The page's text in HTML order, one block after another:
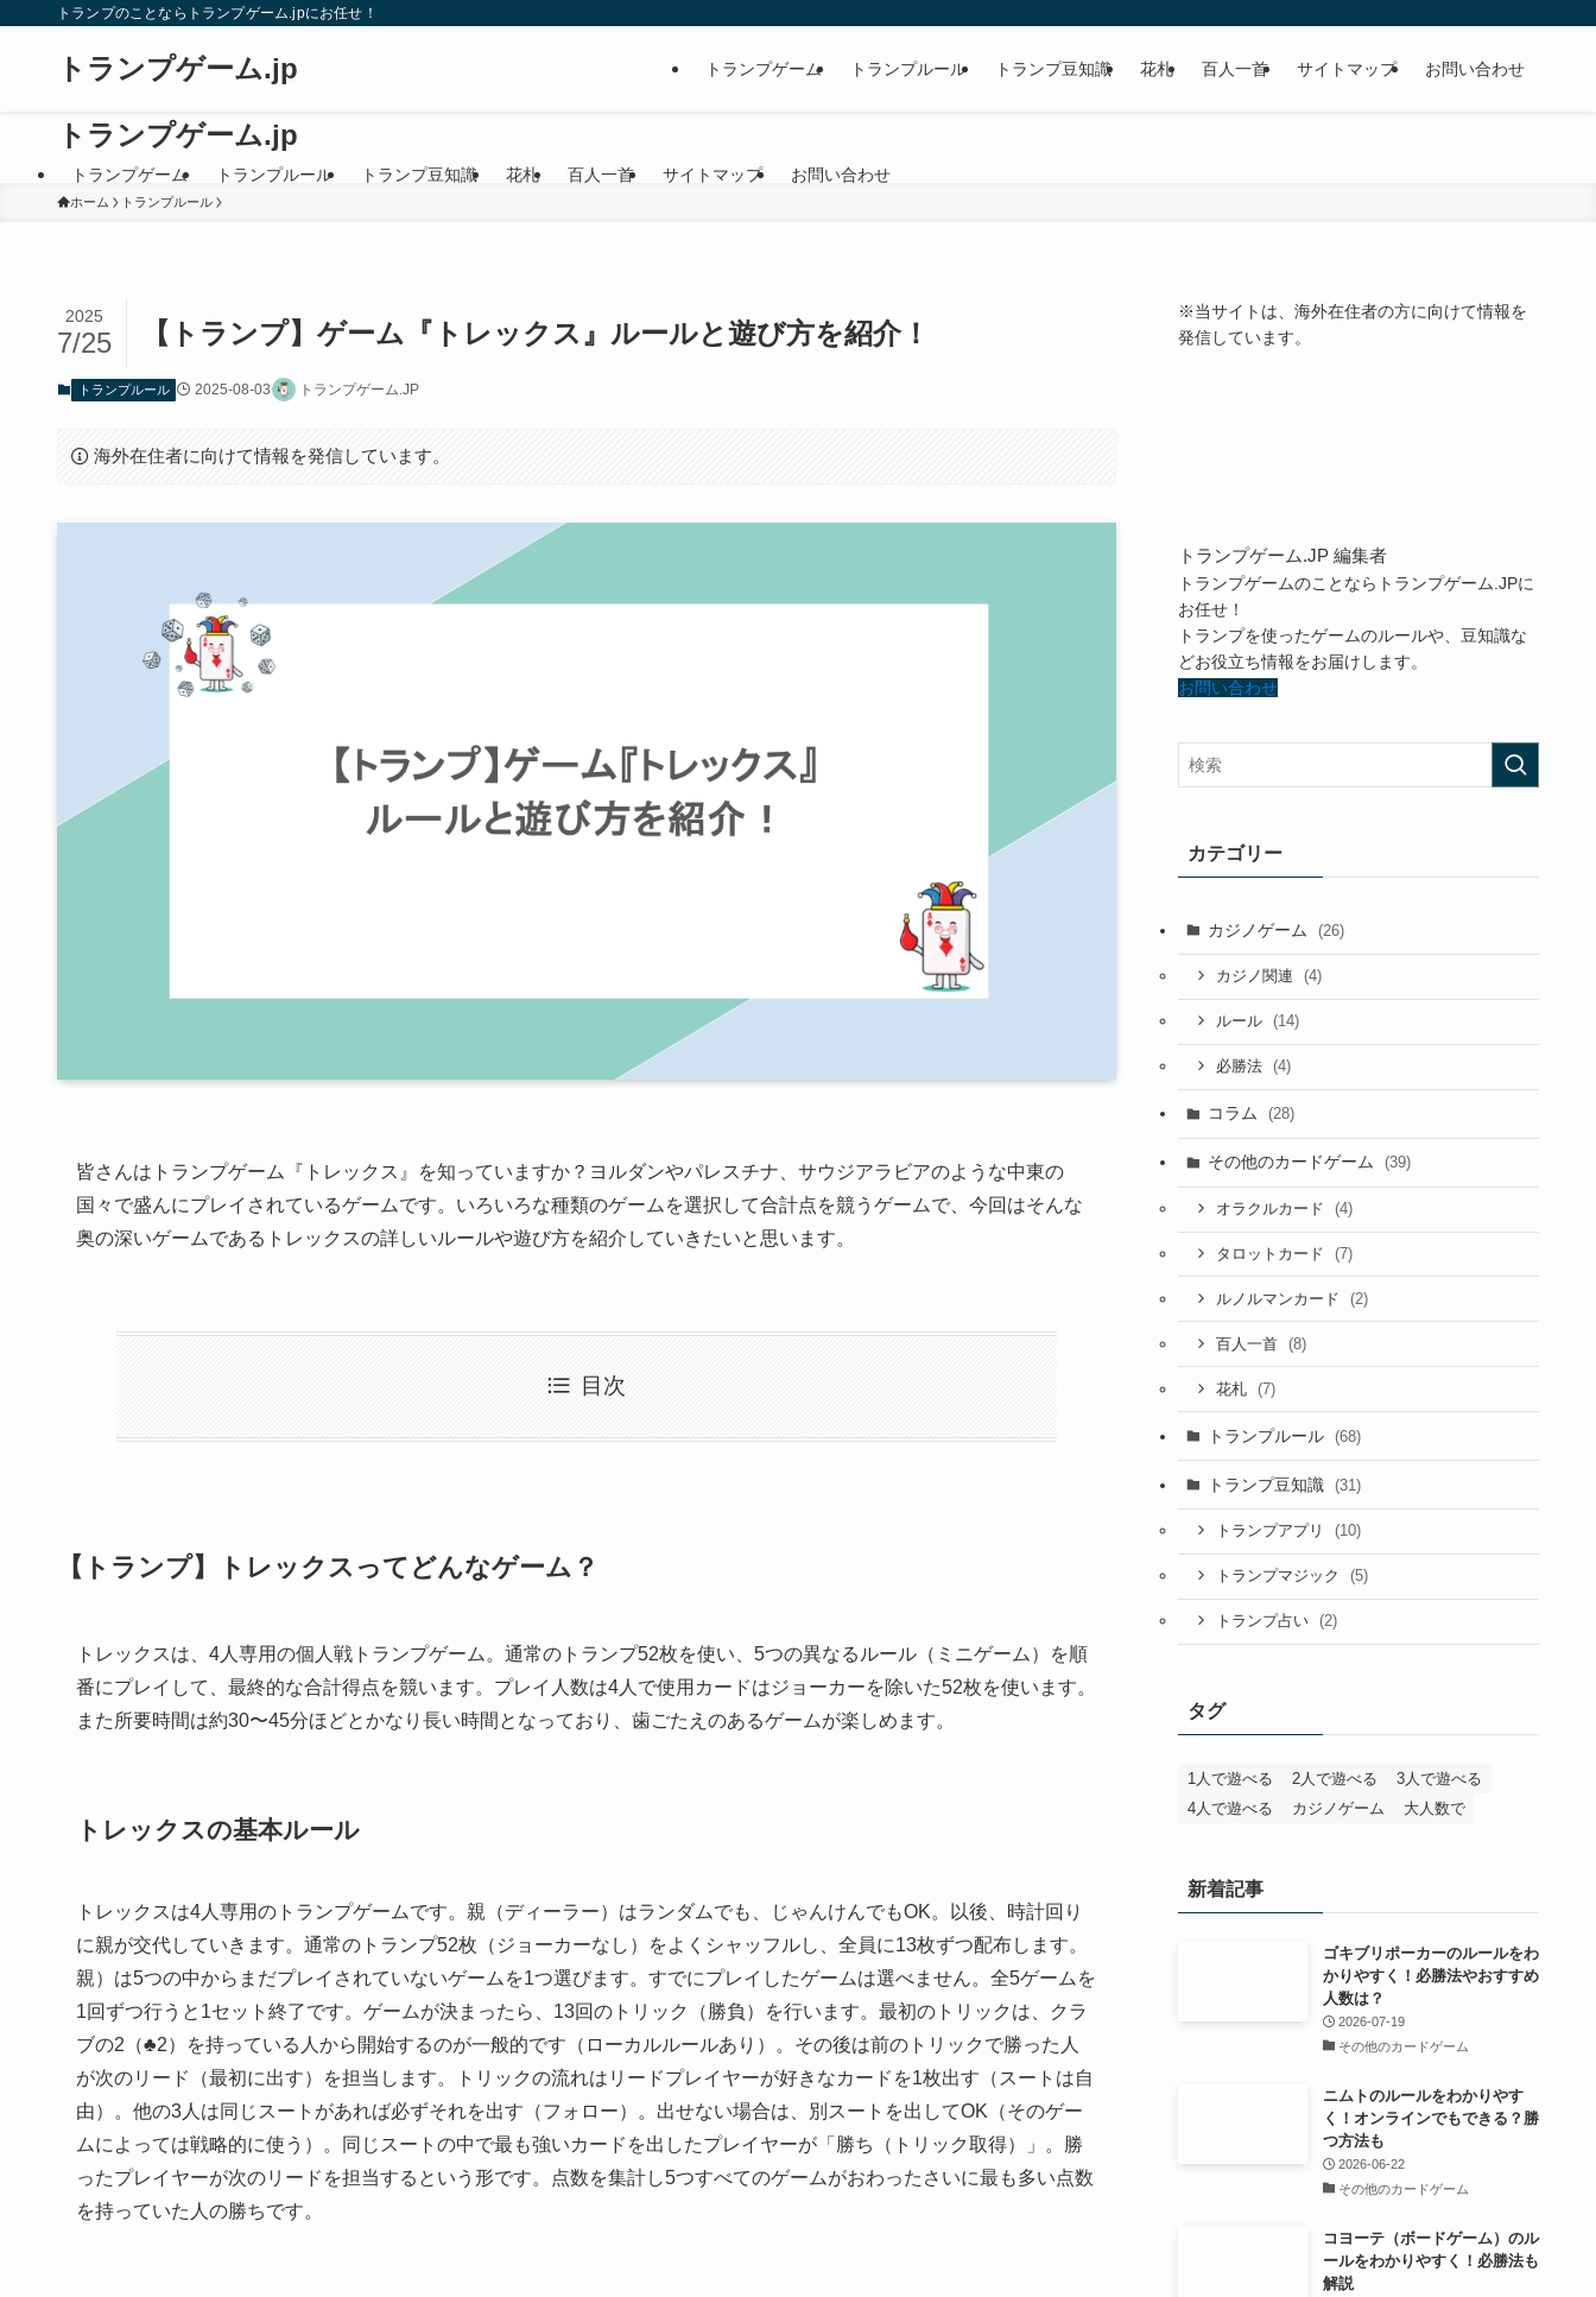
トランプのことならトランプゲーム.jpにお任せ！
トランプゲーム.jp トランプゲーム トランプルール トランプ豆知識 花札 百人一首 サイトマップ お問い合わせ
トランプゲーム.jp
トランプゲーム トランプルール トランプ豆知識 花札 百人一首 サイトマップ お問い合わせ
ホーム トランプルール
【トランプ】ゲーム『トレックス』ルールと遊び方を紹介！
2025
7/25
トランプルール 2025-08-03 トランプゲーム.JP
海外在住者に向けて情報を発信しています。
皆さんはトランプゲーム『トレックス』を知っていますか？ヨルダンやパレスチナ、サウジアラビアのような中東の
国々で盛んにプレイされているゲームです。いろいろな種類のゲームを選択して合計点を競うゲームで、今回はそんな
奥の深いゲームであるトレックスの詳しいルールや遊び方を紹介していきたいと思います。
目次
【トランプ】トレックスってどんなゲーム？
トレックスは、4人専用の個人戦トランプゲーム。通常のトランプ52枚を使い、5つの異なるルール（ミニゲーム）を順
番にプレイして、最終的な合計得点を競います。プレイ人数は4人で使用カードはジョーカーを除いた52枚を使います。
また所要時間は約30〜45分ほどとかなり長い時間となっており、歯ごたえのあるゲームが楽しめます。
トレックスの基本ルール
トレックスは4人専用のトランプゲームです。親（ディーラー）はランダムでも、じゃんけんでもOK。以後、時計回り
に親が交代していきます。通常のトランプ52枚（ジョーカーなし）をよくシャッフルし、全員に13枚ずつ配布します。
親）は5つの中からまだプレイされていないゲームを1つ選びます。すでにプレイしたゲームは選べません。全5ゲームを
1回ずつ行うと1セット終了です。ゲームが決まったら、13回のトリック（勝負）を行います。最初のトリックは、クラ
ブの2（♣2）を持っている人から開始するのが一般的です（ローカルルールあり）。その後は前のトリックで勝った人
が次のリード（最初に出す）を担当します。トリックの流れはリードプレイヤーが好きなカードを1枚出す（スートは自
由）。他の3人は同じスートがあれば必ずそれを出す（フォロー）。出せない場合は、別スートを出してOK（そのゲー
ムによっては戦略的に使う）。同じスートの中で最も強いカードを出したプレイヤーが「勝ち（トリック取得）」。勝
ったプレイヤーが次のリードを担当するという形です。点数を集計し5つすべてのゲームがおわったさいに最も多い点数
を持っていた人の勝ちです。
※当サイトは、海外在住者の方に向けて情報を
発信しています。
トランプゲーム.JP 編集者
トランプゲームのことならトランプゲーム.JPに
お任せ！
トランプを使ったゲームのルールや、豆知識な
どお役立ち情報をお届けします。
お問い合わせ
カテゴリー
カジノゲーム (26)
カジノ関連 (4)
ルール (14)
必勝法 (4)
コラム (28)
その他のカードゲーム (39)
オラクルカード (4)
タロットカード (7)
ルノルマンカード (2)
百人一首 (8)
花札 (7)
トランプルール (68)
トランプ豆知識 (31)
トランプアプリ (10)
トランプマジック (5)
トランプ占い (2)
タグ
1人で遊べる 2人で遊べる
3人で遊べる
4人で遊べる
カジノゲーム 大人数で
新着記事
ゴキブリポーカーのルールをわ
かりやすく！必勝法やおすすめ
人数は？
2026-07-19
その他のカードゲーム
ニムトのルールをわかりやす
く！オンラインでもできる？勝
つ方法も
2026-06-22
その他のカードゲーム
コヨーテ（ボードゲーム）のル
ールをわかりやすく！必勝法も
解説